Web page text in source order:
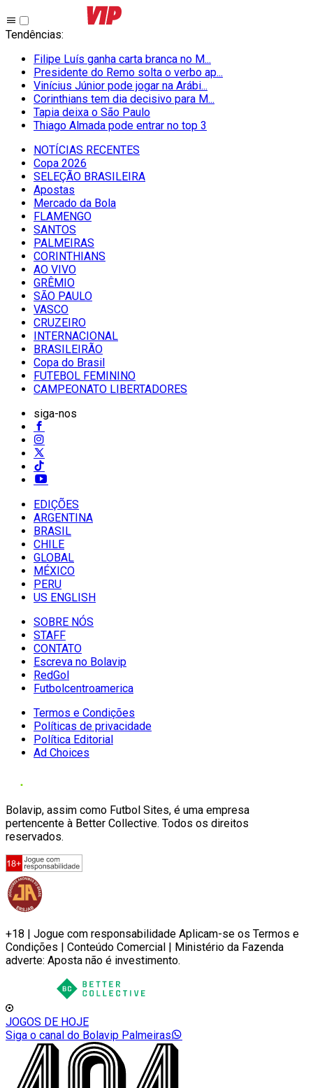
Tendências:
Filipe Luís ganha carta branca no M...
Presidente do Remo solta o verbo ap...
Vinícius Júnior pode jogar na Arábi...
Corinthians tem dia decisivo para M...
Tapia deixa o São Paulo
Thiago Almada pode entrar no top 3
NOTÍCIAS RECENTES
Copa 2026
SELEÇÃO BRASILEIRA
Apostas
Mercado da Bola
FLAMENGO
SANTOS
PALMEIRAS
CORINTHIANS
AO VIVO
GRÊMIO
SĀO PAULO
VASCO
CRUZEIRO
INTERNACIONAL
BRASILEIRÃO
Copa do Brasil
FUTEBOL FEMININO
CAMPEONATO LIBERTADORES
siga-nos
EDIÇÕES
ARGENTINA
BRASIL
CHILE
GLOBAL
MÉXICO
PERU
US ENGLISH
SOBRE NÓS
STAFF
CONTATO
Escreva no Bolavip
RedGol
Futbolcentroamerica
Termos e Condições
Políticas de privacidade
Política Editorial
Ad Choices
Bolavip, assim como Futbol Sites, é uma empresa
pertencente à Better Collective. Todos os direitos
reservados.
+18 | Jogue com responsabilidade Aplicam-se os Termos e
Condições | Conteúdo Comercial | Ministério da Fazenda
adverte: Aposta não é investimento.
JOGOS DE HOJE
Siga o canal do Bolavip Palmeiras